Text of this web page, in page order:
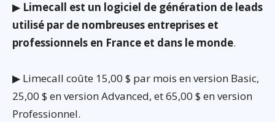
▶ Limecall est un logiciel de génération de leads
utilisé par de nombreuses entreprises et
professionnels en France et dans le monde.
▶ Limecall coûte 15,00 $ par mois en version Basic,
25,00 $ en version Advanced, et 65,00 $ en version
Professionnel.